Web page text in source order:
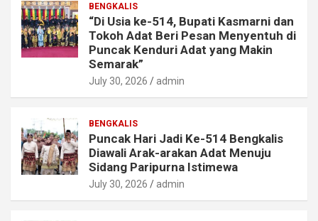
BENGKALIS
“Di Usia ke-514, Bupati Kasmarni dan
Tokoh Adat Beri Pesan Menyentuh di
Puncak Kenduri Adat yang Makin
Semarak”
July 30, 2026 admin
BENGKALIS
Puncak Hari Jadi Ke-514 Bengkalis
Diawali Arak-arakan Adat Menuju
Sidang Paripurna Istimewa
July 30, 2026 admin